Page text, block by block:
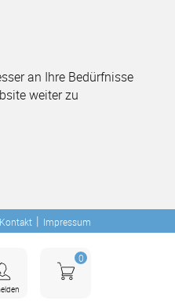
an Ihre Bedürfnisse
weiter zu
Kontakt | Impressum
0